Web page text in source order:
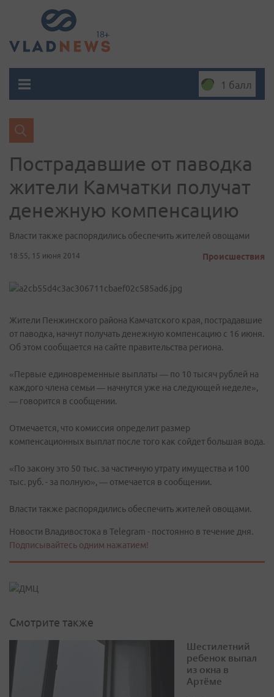
1 балл
Пострадавшие от паводка
жители Камчатки получат
денежную компенсацию
Власти также распорядились обеспечить жителей овощами
18:55, 15 июня 2014 Происшествия
Жители Пенжинского района Камчатского края, пострадавшие
от паводка, начнут получать денежную компенсацию с 16 июня.
Об этом сообщается на сайте правительства региона.
«Первые единовременные выплаты — по 10 тысяч рублей на
каждого члена семьи — начнутся уже на следующей неделе»,
— говорится в сообщении.
Отмечается, что комиссия определит размер
компенсационных выплат после того как сойдет большая вода.
«По закону это 50 тыс. за частичную утрату имущества и 100
тыс. руб. - за полную», — отмечается в сообщении.
Власти также распорядились обеспечить жителей овощами.
Новости Владивостока в Telegram - постоянно в течение дня.
Подписывайтесь одним нажатием!
Смотрите также
Шестилетний
ребенок выпал
из окна в
Артёме